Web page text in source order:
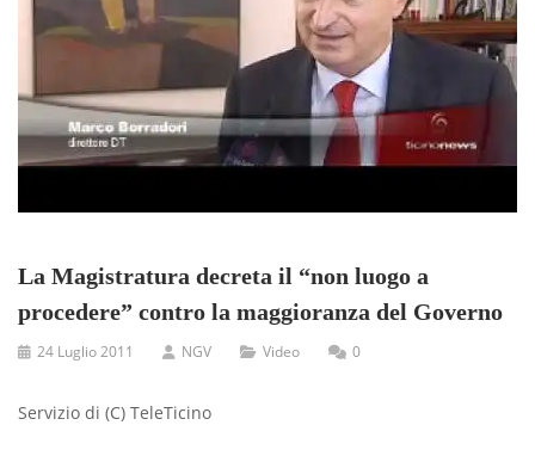
La Magistratura decreta il “non luogo a
procedere” contro la maggioranza del Governo
24 Luglio 2011 NGV Video 0
Servizio di (C) TeleTicino